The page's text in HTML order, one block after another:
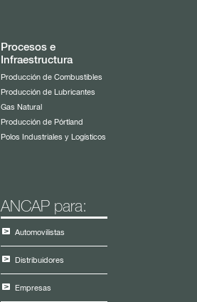
Procesos e
Infraestructura
Producción de Combustibles
Producción de Lubricantes
Gas Natural
Producción de Pórtland
Polos Industriales y Logísticos
ANCAP para:
Automovilistas
Distribuidores
Empresas